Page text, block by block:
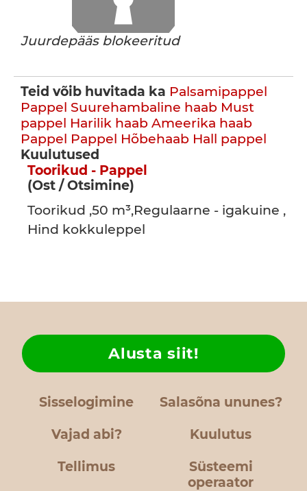
Juurdepääs blokeeritud
Teid võib huvitada ka Palsamipappel
Pappel Suurehambaline haab Must
pappel Harilik haab Ameerika haab
Pappel Pappel Hõbehaab Hall pappel
Kuulutused
Toorikud - Pappel
(Ost / Otsimine)
Toorikud ,50 m³,Regulaarne - igakuine ,
Hind kokkuleppel
Sisselogimine Salasõna ununes?
Vajad abi?
Alusta siit!
Kuulutus
Tellimus
Süsteemi
operaator